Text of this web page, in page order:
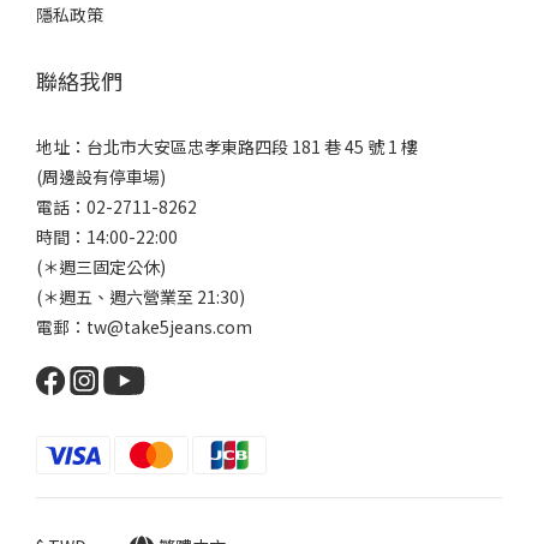
隱私政策
聯絡我們
地址：台北市大安區忠孝東路四段 181 巷 45 號 1 樓
(周邊設有停車場)
電話：02-2711-8262
時間：14:00-22:00
(＊週三固定公休)
(＊週五、週六營業至 21:30)
電郵：tw@take5jeans.com